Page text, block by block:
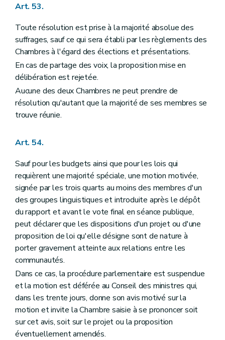
Art. 53.
Toute résolution est prise à la majorité absolue des
suffrages, sauf ce qui sera établi par les règlements des
Chambres à l'égard des élections et présentations.
En cas de partage des voix, la proposition mise en
délibération est rejetée.
Aucune des deux Chambres ne peut prendre de
résolution qu'autant que la majorité de ses membres se
trouve réunie.
Art. 54.
Sauf pour les budgets ainsi que pour les lois qui
requièrent une majorité spéciale, une motion motivée,
signée par les trois quarts au moins des membres d'un
des groupes linguistiques et introduite après le dépôt
du rapport et avant le vote final en séance publique,
peut déclarer que les dispositions d'un projet ou d'une
proposition de loi qu'elle désigne sont de nature à
porter gravement atteinte aux relations entre les
communautés.
Dans ce cas, la procédure parlementaire est suspendue
et la motion est déférée au Conseil des ministres qui,
dans les trente jours, donne son avis motivé sur la
motion et invite la Chambre saisie à se prononcer soit
sur cet avis, soit sur le projet ou la proposition
éventuellement amendés.